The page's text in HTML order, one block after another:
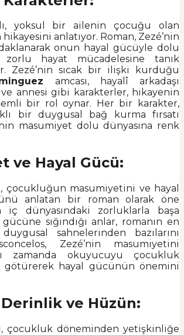
yoksul bir ailenin çocuğu olan
anlatıyor. Roman, Zezé’nin
onun hayal gücüyle dolu
zorlu hayat mücadelesine tanık
Zezé’nin sıcak bir ilişki kurduğu
amcası, hayalî arkadaşı
annesi gibi karakterler, hikayenin
bir rol oynar. Her bir karakter,
bir duygusal bağ kurma fırsatı
masumiyet dolu dünyasına renk
ve Hayal Gücü:
çocukluğun masumiyetini ve hayal
anlatan bir roman olarak öne
iç dünyasındaki zorluklarla başa
sığındığı anlar, romanın en
sahnelerinden bazılarını
Zezé’nin masumiyetini
zamanda okuyucuyu çocukluk
götürerek hayal gücünün önemini
ve Hüzün:
çocukluk döneminden yetişkinliğe